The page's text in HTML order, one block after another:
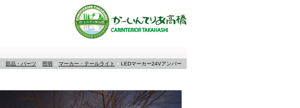
部品・パーツ 照明 マーカー・テールライト LEDマーカー24Vアンバー